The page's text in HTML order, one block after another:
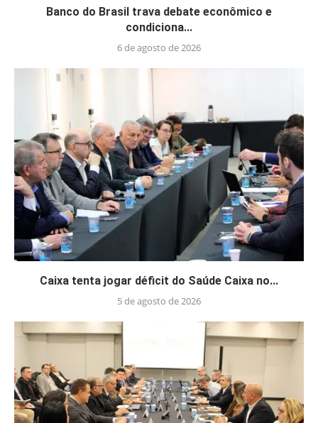
Banco do Brasil trava debate econômico e
condiciona...
6 de agosto de 2026
Caixa tenta jogar déficit do Saúde Caixa no...
5 de agosto de 2026